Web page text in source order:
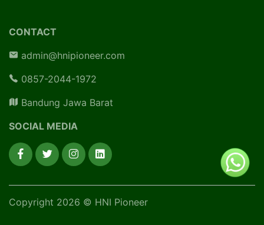
CONTACT
admin@hnipioneer.com
0857-2044-1972
Bandung Jawa Barat
SOCIAL MEDIA
Copyright 2026 © HNI Pioneer